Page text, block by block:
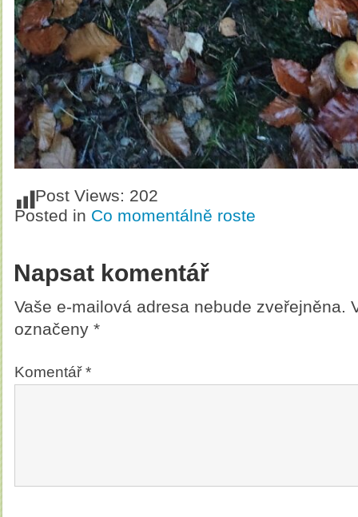
Post Views: 202
Posted in Co momentálně roste
Napsat komentář
Vaše e-mailová adresa nebude zveřejněna.
označeny *
Komentář*